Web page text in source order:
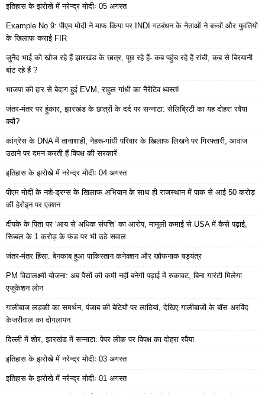
इतिहास के झरोखे में नरेन्द्र मोदीः 05 अगस्त
Example No 9: पीएम मोदी ने माफ किया पर INDI गठबंधन के नेताओं ने बच्चों और युवतियों
के खिलाफ कराई FIR
जुनैद भाई को खोज रहे हैं झारखंड के छात्र, पूछ रहे हैं- कब पहुंच रहे हैं रांची, कब से बिरयानी
बांट रहे हैं ?
भाजपा की हार से बेदाग हुई EVM, राहुल गांधी का नैरेटिव ध्वस्त!
जंतर-मंतर पर हुंकार, झारखंड के छात्रों के दर्द पर सन्नाटा: सेलिब्रिटी का यह दोहरा रवैया
क्यों?
कांग्रेस के DNA में तानाशाही, नेहरू-गांधी परिवार के खिलाफ लिखने पर गिरफ्तारी, आवाज
उठाने पर दमन करती हैं विपक्ष की सरकारें
इतिहास के झरोखे में नरेन्द्र मोदीः 04 अगस्त
पीएम मोदी के नशे-ड्रग्स के खिलाफ अभियान के साथ ही राजस्थान में पाक से आई 50 करोड़
की हेरोइन पर एक्शन
दीपके के पिता पर ‘आय से अधिक संपत्ति’ का आरोप, मामूली कमाई से USA में कैसे पढ़ाई,
सिब्बल के 1 करोड़ के फंड पर भी उठे सवाल
जंतर-मंतर हिंसा: बेनकाब हुआ पाकिस्तान कनेक्शन और खौफनाक षड्यंत्र
PM विद्यालक्ष्मी योजना: अब पैसों की कमी नहीं बनेगी पढ़ाई में रुकावट, बिना गारंटी मिलेगा
एजुकेशन लोन
गालीबाज लड़की का समर्थन, पंजाब की बेटियों पर लाठियां, देखिए गालीबाजों के बॉस अरविंद
केजरीवाल का दोगलापन
दिल्ली में शोर, झारखंड में सन्नाटा: पेपर लीक पर विपक्ष का दोहरा रवैया
इतिहास के झरोखे में नरेन्द्र मोदीः 03 अगस्त
इतिहास के झरोखे में नरेन्द्र मोदीः 01 अगस्त